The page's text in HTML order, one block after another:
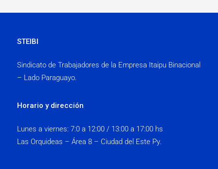
STEIBI
Sindicato de Trabajadores de la Empresa Itaipu Binacional
– Lado Paraguayo.
Horario y dirección
Lunes a viernes: 7:0 a 12:00 / 13:00 a 17:00 hs
Las Orquideas – Área 8 – Ciudad del Este Py.